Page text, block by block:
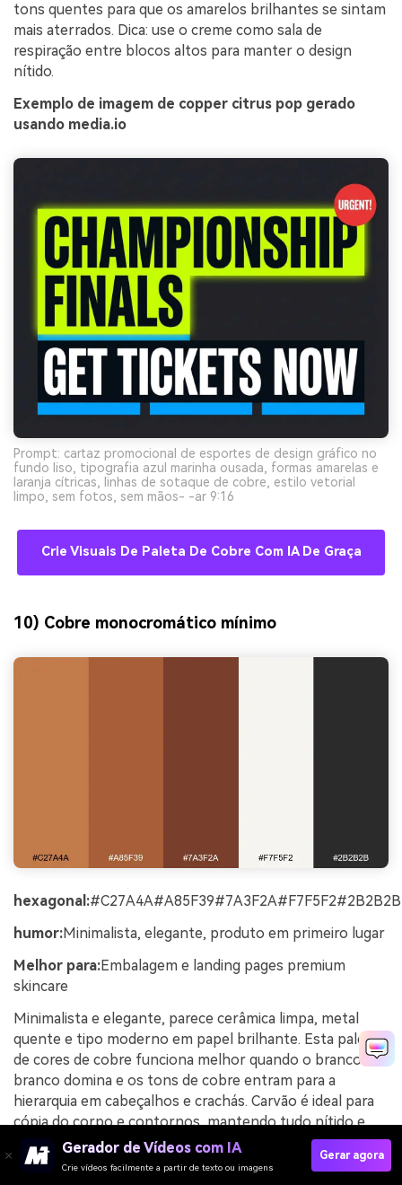
tons quentes para que os amarelos brilhantes se sintam
mais aterrados. Dica: use o creme como sala de
respiração entre blocos altos para manter o design
nítido.
Exemplo de imagem de copper citrus pop gerado
usando media.io
Prompt: cartaz promocional de esportes de design gráfico no
fundo liso, tipografia azul marinha ousada, formas amarelas e
laranja cítricas, linhas de sotaque de cobre, estilo vetorial
limpo, sem fotos, sem mãos- -ar 9:16
Crie Visuais De Paleta De Cobre Com IA De Graça
10) Cobre monocromático mínimo
hexagonal:#C27A4A#A85F39#7A3F2A#F7F5F2#2B2B2B
humor:Minimalista, elegante, produto em primeiro lugar
Melhor para:Embalagem e landing pages premium
skincare
Minimalista e elegante, parece cerâmica limpa, metal
quente e tipo moderno em papel brilhante. Esta paleta
de cores de cobre funciona melhor quando o branco-
branco domina e os tons de cobre entram para a
hierarquia em cabeçalhos e crachás. Carvão é ideal para
cópia do corpo e contornos, mantendo tudo nítido e
legível. Dica: Limite os gradientes e use blocos planos
para preservar a vibração mínima e primordial do
Gerador de Vídeos com IA
Crie vídeos facilmente a partir de texto ou imagens
Gerar agora